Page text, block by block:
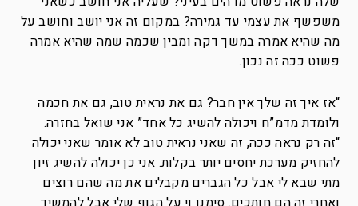
משפשף את עצמי עד גמירה? במקום זה אני יושב וחושב על
מה שהיא אמרה במשך דקה ומבין שכמה שמה שהיא אמרה
פשוט ככה זה נכון.
“אז איך זה שלך אין חבר? גם את נראית טוב, גם את חכמה
ולומדת מדמ”ח ויכולה להשיג כל אחד” אני שואל בחזרה.
“זה רק נראה ככה, זה שאני נראית טוב לא אומר שאני יכולה
להחזיק מערכת יחסים יותר בקלות. אני כן יכולה להשיג זיון
מתי שבא לי אבל כל הגברים מקבלים את מה שהם רוצים